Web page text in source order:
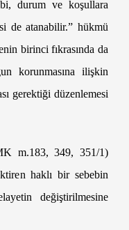
durum ve koşullara
de atanabilir.” hükmü
birinci fıkrasında da
korunmasına ilişkin
gerektiği düzenlemesi
m.183, 349, 351/1)
haklı bir sebebin
değiştirilmesine